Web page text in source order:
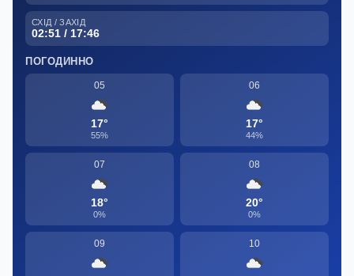
СХІД / ЗАХІД
02:51 / 17:46
ПОГОДИННО
05
17°
55%
06
17°
44%
07
18°
0%
08
20°
0%
09 10